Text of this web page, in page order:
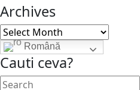
Archives
Archives
Română
Cauti ceva?